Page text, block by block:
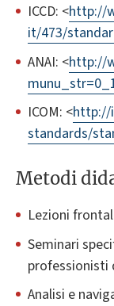
ICCD: <http://
it/473/
ANAI: <http://
ICOM: <http://
standards/
Metodi
Lezioni
Seminari
professionisti
Analisi e